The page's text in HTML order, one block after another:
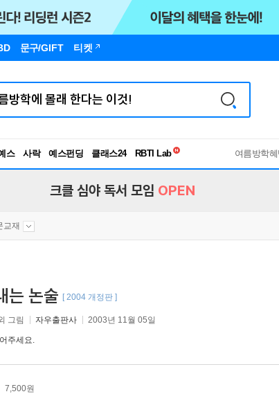
문구/GIFT 티켓
스 사락 예스펀딩 클래스24
독서유형검사
여름방학혜
크클 심야 독서 모임 OPEN
교재
는 논술 [ 2004 개정판 ]
그림 자우출판사 2003년 11월 05일
주세요.
7,500원